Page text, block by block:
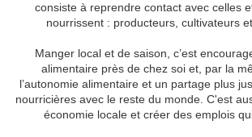
consiste à reprendre contact avec celles
nourrissent : producteurs, cultivateurs
Manger local et de saison, c’est
alimentaire près de chez soi et, par la
l’autonomie alimentaire et un partage plus
nourricières avec le reste du monde. C'est
économie locale et créer des emplois